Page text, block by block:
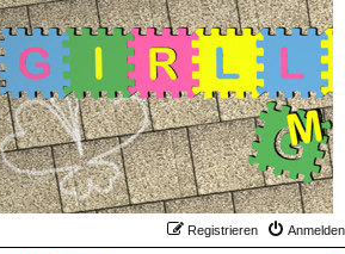
Anmelden
Registrieren